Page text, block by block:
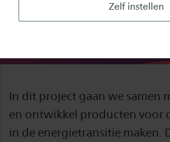
Zelf instellen
In dit project gaan we samen
en ontwikkel producten voor
in de energietransitie maken.